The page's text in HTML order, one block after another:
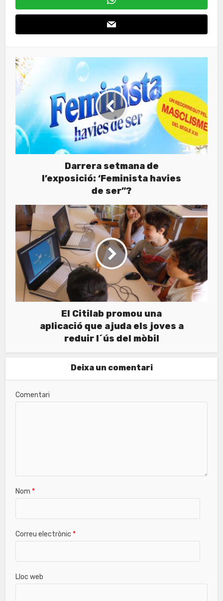
Darrera setmana de
l’exposició: ‘Feminista havies
de ser”?
El Citilab promou una
aplicació que ajuda els joves a
reduir l´ús del mòbil
Deixa un comentari
Comentari
Nom*
Correu electrònic*
Lloc web